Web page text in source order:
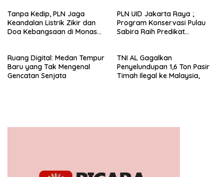
Tanpa Kedip, PLN Jaga
Keandalan Listrik Zikir dan
Doa Kebangsaan di Monas
PLN UID Jakarta Raya ;
Program Konservasi Pulau
Sabira Raih Predikat
Ruang Digital: Medan Tempur
Baru yang Tak Mengenal
Gencatan Senjata
TNI AL Gagalkan
Penyelundupan 1,6 Ton Pasir
Timah Ilegal ke Malaysia,